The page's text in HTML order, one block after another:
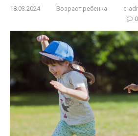
18.03.2024 Возраст ребенка
c-
0